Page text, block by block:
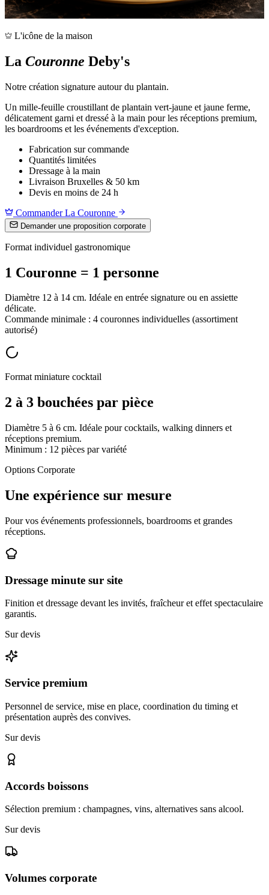
L'icône de la maison
La Couronne Deby's
Notre création signature autour du plantain.
Un mille-feuille croustillant de plantain vert-jaune et jaune ferme,
délicatement garni et dressé à la main pour les réceptions premium,
les boardrooms et les événements d'exception.
Fabrication sur commande
Quantités limitées
Dressage à la main
Livraison Bruxelles & 50 km
Devis en moins de 24 h
Commander La Couronne
Demander une proposition corporate
Format individuel gastronomique
1 Couronne = 1 personne
Diamètre 12 à 14 cm. Idéale en entrée signature ou en assiette
délicate.
Commande minimale : 4 couronnes individuelles (assortiment
autorisé)
Format miniature cocktail
2 à 3 bouchées par pièce
Diamètre 5 à 6 cm. Idéale pour cocktails, walking dinners et
réceptions premium.
Minimum : 12 pièces par variété
Options Corporate
Une expérience sur mesure
Pour vos événements professionnels, boardrooms et grandes
réceptions.
Dressage minute sur site
Finition et dressage devant les invités, fraîcheur et effet spectaculaire
garantis.
Sur devis
Service premium
Personnel de service, mise en place, coordination du timing et
présentation auprès des convives.
Sur devis
Accords boissons
Sélection premium : champagnes, vins, alternatives sans alcool.
Sur devis
Volumes corporate